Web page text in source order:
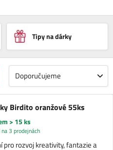
Tipy na dárky
Doporučujeme
Birdito oranžové 55ks
> 15 ks
3 prodejnách
pro rozvoj kreativity, fantazie a